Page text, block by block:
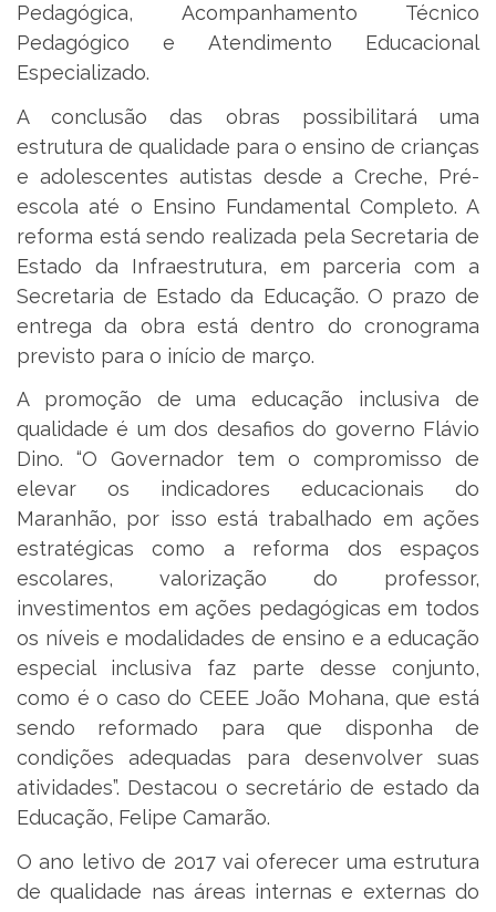
Pedagógica, Acompanhamento Técnico
Pedagógico e Atendimento Educacional
Especializado.
A conclusão das obras possibilitará uma
estrutura de qualidade para o ensino de crianças
e adolescentes autistas desde a Creche, Pré-
escola até o Ensino Fundamental Completo. A
reforma está sendo realizada pela Secretaria de
Estado da Infraestrutura, em parceria com a
Secretaria de Estado da Educação. O prazo de
entrega da obra está dentro do cronograma
previsto para o início de março.
A promoção de uma educação inclusiva de
qualidade é um dos desafios do governo Flávio
Dino. “O Governador tem o compromisso de
elevar os indicadores educacionais do
Maranhão, por isso está trabalhado em ações
estratégicas como a reforma dos espaços
escolares, valorização do professor,
investimentos em ações pedagógicas em todos
os níveis e modalidades de ensino e a educação
especial inclusiva faz parte desse conjunto,
como é o caso do CEEE João Mohana, que está
sendo reformado para que disponha de
condições adequadas para desenvolver suas
atividades”. Destacou o secretário de estado da
Educação, Felipe Camarão.
O ano letivo de 2017 vai oferecer uma estrutura
de qualidade nas áreas internas e externas do